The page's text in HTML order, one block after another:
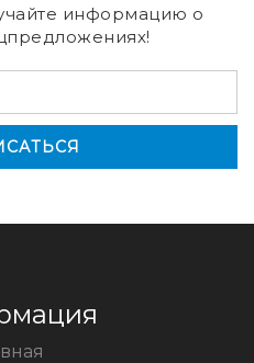
информацию о